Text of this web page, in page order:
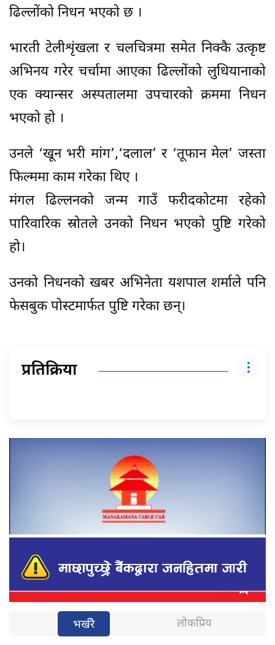
ढिल्लोंको निधन भएको छ ।
भारती टेलीशृंखला र चलचित्रमा समेत निक्कै उत्कृष्ट
अभिनय गरेर चर्चामा आएका ढिल्लोंको लुधियानाको
एक क्यान्सर अस्पतालमा उपचारको क्रममा निधन
भएको हो ।
उनले ‘खून भरी मांग’,‘दलाल’ र ‘तूफान मेल’ जस्ता
फिल्ममा काम गरेका थिए ।
मंगल ढिल्लनको जन्म गाउँ फरीदकोटमा रहेको
पारिवारिक स्रोतले उनको निधन भएको पुष्टि गरेको
हो।
उनको निधनको खबर अभिनेता यशपाल शर्माले पनि
फेसबुक पोस्टमार्फत पुष्टि गरेका छन्।
प्रतिक्रिया
भर्खरै लोकप्रिय